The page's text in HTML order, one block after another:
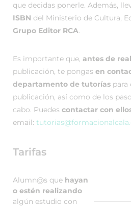
que decidas ponerle. Además,
ISBN del Ministerio de Cultura,
Grupo Editor RCA.
Es importante que, antes de
publicación, te pongas en
departamento de tutorías para
publicación, así como de los
cabo. Puedes contactar con
email:
Tarifas
Alumn@s que hayan
o estén realizando
algún estudio con